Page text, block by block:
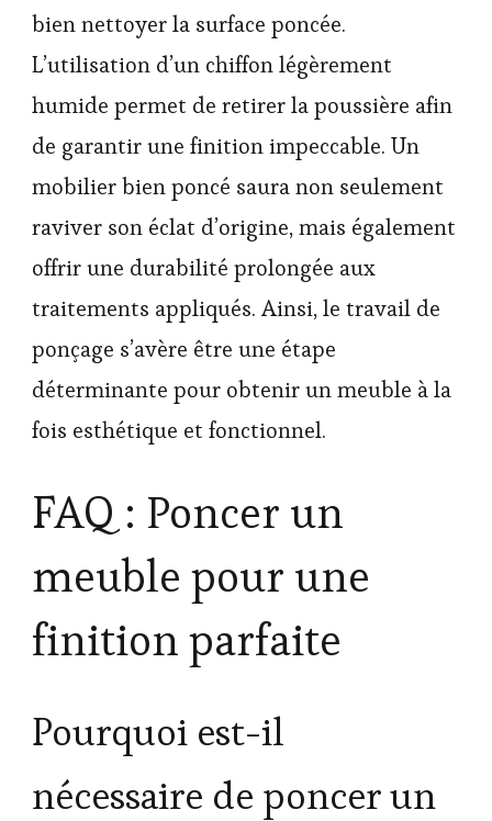
bien nettoyer la surface poncée.
L’utilisation d’un chiffon légèrement
humide permet de retirer la poussière afin
de garantir une finition impeccable. Un
mobilier bien poncé saura non seulement
raviver son éclat d’origine, mais également
offrir une durabilité prolongée aux
traitements appliqués. Ainsi, le travail de
ponçage s’avère être une étape
déterminante pour obtenir un meuble à la
fois esthétique et fonctionnel.
FAQ : Poncer un
meuble pour une
finition parfaite
Pourquoi est-il
nécessaire de poncer un